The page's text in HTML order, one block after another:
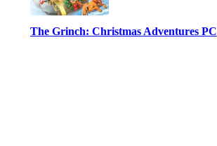
The Grinch: Christmas Adventures PC